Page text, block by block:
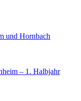
und Hornbach
– 1. Halbjahr